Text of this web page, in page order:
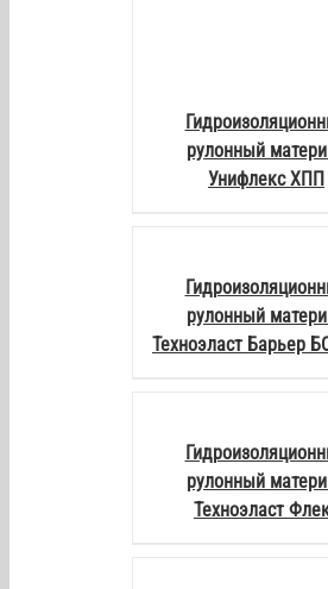
рулонный
Унифлекс ХПП
рулонный
Техноэласт Барьер
рулонный
Техноэласт